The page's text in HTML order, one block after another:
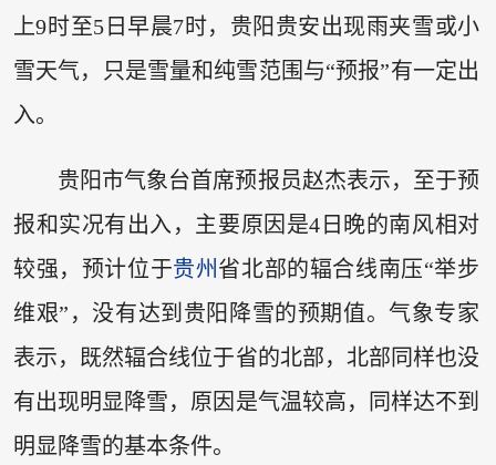
上9时至5日早晨7时，贵阳贵安出现雨夹雪或小
雪天气，只是雪量和纯雪范围与“预报”有一定出
入。
贵阳市气象台首席预报员赵杰表示，至于预
报和实况有出入，主要原因是4日晚的南风相对
较强，预计位于贵州 省北部的辐合线南压“举步
维艰”，没有达到贵阳降雪的预期值。气象专家
表示，既然辐合线位于省的北部，北部同样也没
有出现明显降雪，原因是气温较高，同样达不到
明显降雪的基本条件。